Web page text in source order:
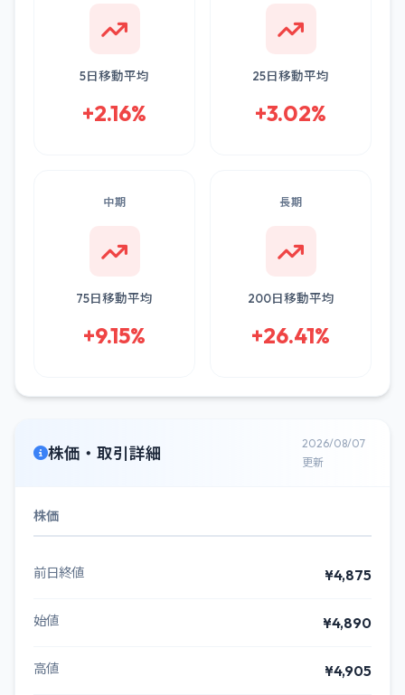
5日移動平均
+2.16%
25日移動平均
+3.02%
中期
75日移動平均
+9.15%
長期
200日移動平均
+26.41%
株価・取引詳細
2026/08/07
更新
株価
前日終値 ¥4,875
始値 ¥4,890
高値 ¥4,905